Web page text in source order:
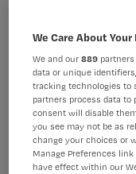
VAKGEBIED
Verpleegkunde
BRANCHE
Ziekenhuis
PLAATSINGSDATUM
18 juli 2024
We Care About Your
We and our889
data or unique
tracking technologies to
partners process data to
consent will disable
you see may not be as
change your choices or
Manage Preferences
have effect within our